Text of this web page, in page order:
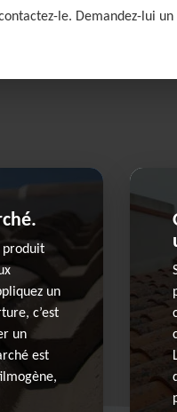
le. Demandez-lui
produit
un
c’est
un
est